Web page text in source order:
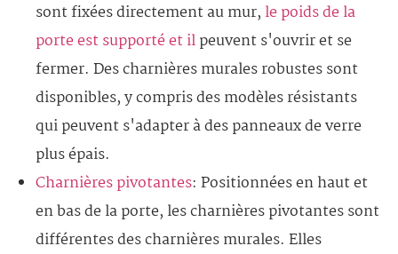
sont fixées directement au mur, le poids de la
porte est supporté et ilpeuvent s'ouvrir et se
fermer. Des charnières murales robustes sont
disponibles, y compris des modèles résistants
qui peuvent s'adapter à des panneaux de verre
plus épais.
Charnières pivotantes: Positionnées en haut et
en bas de la porte, les charnières pivotantes sont
différentes des charnières murales. Elles